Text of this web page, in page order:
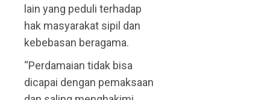
lain yang peduli terhadap
hak masyarakat sipil dan
kebebasan beragama.
“Perdamaian tidak bisa
dicapai dengan pemaksaan